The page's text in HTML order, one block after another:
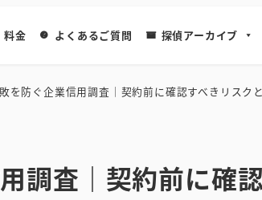
料金 よくあるご質問 探偵アーカイブ
を防ぐ企業信用調査｜契約前に確認すべきリスク
調査｜契約前に確